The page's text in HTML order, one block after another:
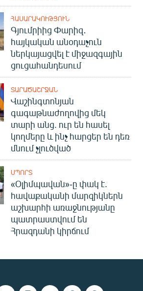
ՀԱՍԱՐԱԿՈՒԹՅՈՒՆ
Գյումրիից Փարիզ․
հայկական անօդաչուն
ներկայացվել է միջազգային
ցուցահանդեսում
ՏԱՐԱԾԱՇՐՋԱՆ
Վաշինգտոնյան
գագաթնաժողովից մեկ
տարի անց. ուր են հասել
կողմերը և ինչ հարցեր են դեռ
մնում չլուծված
ՍՊՈՐՏ
«Օլիմպավան»-ը փակ է.
հավաքականի մարզիկներն
աշխարհի առաջնությանը
պատրաստվում են
Հրազդանի կիրճում